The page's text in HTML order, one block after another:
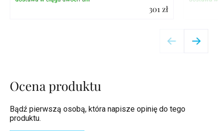
301 zł
Ocena produktu
Bądź pierwszą osobą, która napisze opinię do tego
produktu.